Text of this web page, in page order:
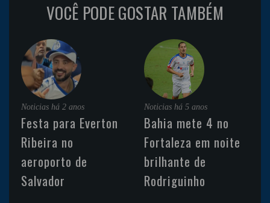
VOCÊ PODE GOSTAR TAMBÉM
Noticias há 2 anos
Festa para Everton
Ribeira no
aeroporto de
Salvador
Noticias há 5 anos
Bahia mete 4 no
Fortaleza em noite
brilhante de
Rodriguinho